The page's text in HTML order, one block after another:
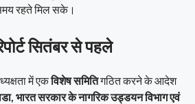
रहते मिल सके।
सितंबर से पहले
में एकविशेष समितिगठित करने के आदेश
भारत सरकार के नागरिक उड्डयन विभाग एवं